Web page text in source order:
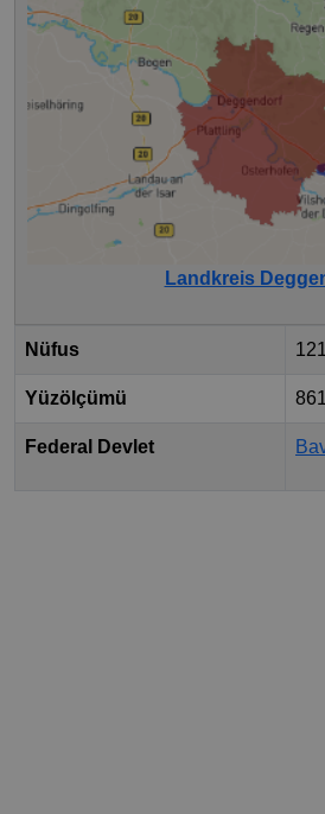
Landkreis
Nüfus
Yüzölçümü
Federal Devlet